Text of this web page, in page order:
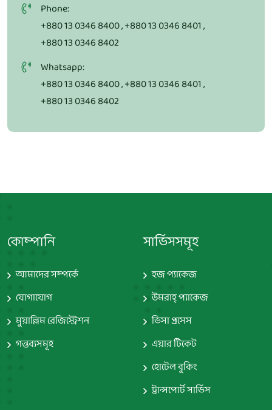
Phone:
+880 13 0346 8400,+880 13 0346 8401,
+880 13 0346 8402
Whatsapp:
+880 13 0346 8400,+880 13 0346 8401,
+880 13 0346 8402
কোম্পানি
আমাদের সম্পর্কে
যোগাযোগ
মুয়াল্লিম রেজিস্ট্রেশন
গন্তব্যসমূহ
সার্ভিসসমূহ
হজ প্যাকেজ
উমরাহ্‌ প্যাকেজ
ভিসা প্রসেস
এয়ার টিকেট
হোটেল বুকিং
ট্রান্সপোর্ট সার্ভিস